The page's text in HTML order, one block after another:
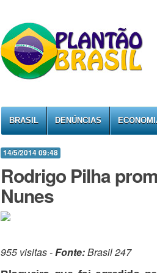
BRASIL DENÚNCIAS
14/5/2014 09:48
Rodrigo Pilha
Nunes
955 visitas -Fonte:Brasil 247